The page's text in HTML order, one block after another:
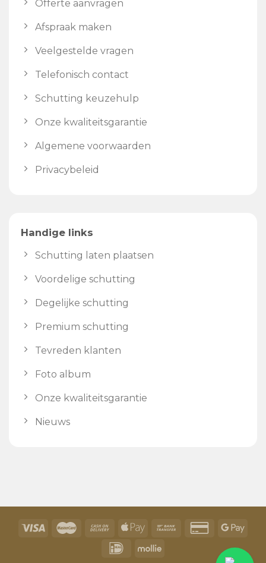
Offerte aanvragen
Afspraak maken
Veelgestelde vragen
Telefonisch contact
Schutting keuzehulp
Onze kwaliteitsgarantie
Algemene voorwaarden
Privacybeleid
Handige links
Schutting laten plaatsen
Voordelige schutting
Degelijke schutting
Premium schutting
Tevreden klanten
Foto album
Onze kwaliteitsgarantie
Nieuws